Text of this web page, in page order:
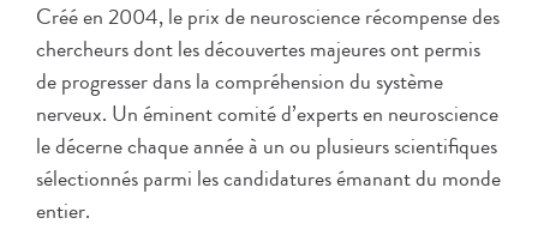
Créé en 2004, le prix de neuroscience récompense des
chercheurs dont les découvertes majeures ont permis
de progresser dans la compréhension du système
nerveux. Un éminent comité d’experts en neuroscience
le décerne chaque année à un ou plusieurs scientifiques
sélectionnés parmi les candidatures émanant du monde
entier.